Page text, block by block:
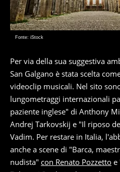
Fonte: iStock
Per via della sua suggestiva
San Galgano è stata scelta
videoclip musicali. Nel sito
lungometraggi internazionali
paziente inglese" di Anthony
Andrej Tarkovskij e "Il riposo
Vadim. Per restare in Italia,
anche a scene di "Barca,
nudista" con Renato Pozzetto e